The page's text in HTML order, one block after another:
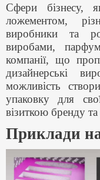
Сфери бізнесу,
ложементом,
виробники та
виробами,
компанії, що
дизайнерські
можливість
упаковку для
візиткою бренду
Приклади